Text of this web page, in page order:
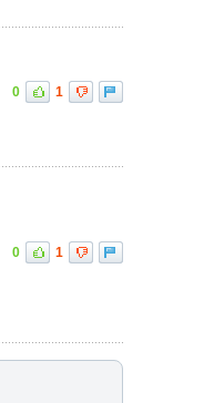
0 1
0 1